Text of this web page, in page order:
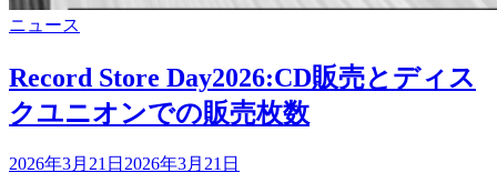
カ
ゴ
リ
ー
ニュース
Record Store Day2026:CD販売とディス
クユニオンでの販売枚数
投
2026年3月21日 2026年3月21日